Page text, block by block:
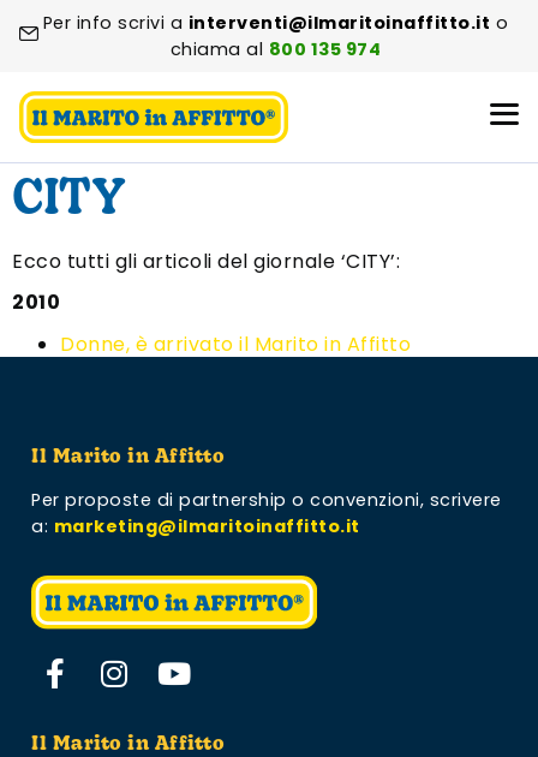
Per info scrivi a interventi@ilmaritoinaffitto.it o
chiama al 800 135 974
CITY
Ecco tutti gli articoli del giornale ‘CITY’:
2010
Donne, è arrivato il Marito in Affitto
Il Marito in Affitto
Per proposte di partnership o convenzioni, scrivere
a: marketing@ilmaritoinaffitto.it
Il Marito in Affitto